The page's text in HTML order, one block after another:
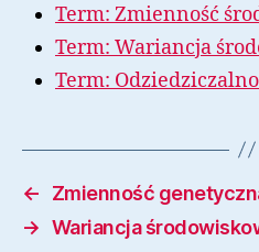
Term: Zmienność
Term: Wariancja
Term:
←
Zmienność
→ Wariancja